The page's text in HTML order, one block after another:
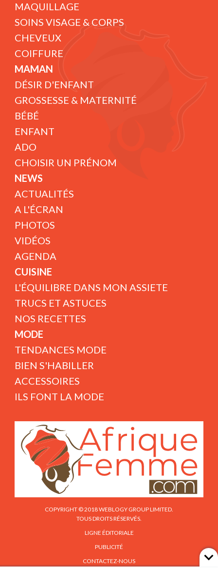
MAQUILLAGE
SOINS VISAGE & CORPS
CHEVEUX
COIFFURE
MAMAN
DÉSIR D'ENFANT
GROSSESSE & MATERNITÉ
BÉBÉ
ENFANT
ADO
CHOISIR UN PRÉNOM
NEWS
ACTUALITÉS
A L'ÉCRAN
PHOTOS
VIDÉOS
AGENDA
CUISINE
L'ÉQUILIBRE DANS MON ASSIETE
TRUCS ET ASTUCES
NOS RECETTES
MODE
TENDANCES MODE
BIEN S'HABILLER
ACCESSOIRES
ILS FONT LA MODE
COPYRIGHT © 2018 WEBLOGY GROUP LIMITED.
TOUS DROITS RÉSERVÉS.
LIGNE ÉDITORIALE
PUBLICITÉ
CONTACTEZ-NOUS